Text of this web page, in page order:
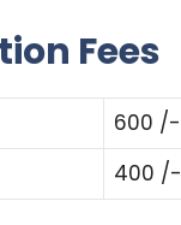
Fees
600 /-
400 /-